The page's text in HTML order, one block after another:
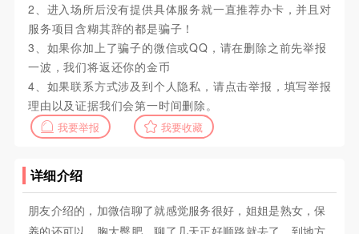
2、进入场所后没有提供具体服务就一直推荐办卡，并且对
服务项目含糊其辞的都是骗子！
3、如果你加上了骗子的微信或QQ，请在删除之前先举报
一波，我们将返还你的金币
4、如果联系方式涉及到个人隐私，请点击举报，填写举报
理由以及证据我们会第一时间删除。
我要举报 我要收藏
详细介绍
朋友介绍的，加微信聊了就感觉服务很好，姐姐是熟女，保